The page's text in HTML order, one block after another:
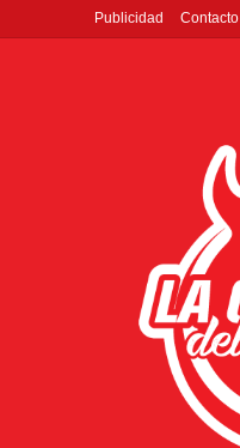
Publicidad Contacto